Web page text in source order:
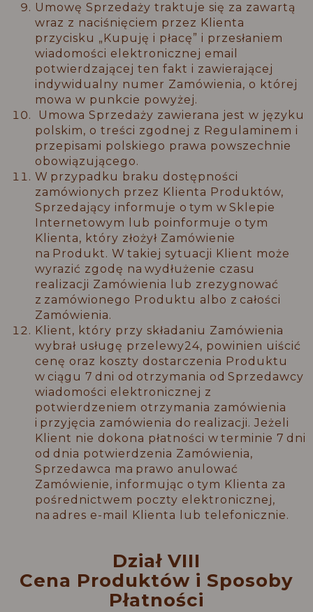
Umowę Sprzedaży traktuje się za zawartą
wraz z naciśnięciem przez Klienta
przycisku „Kupuję i płacę” i przesłaniem
wiadomości elektronicznej email
potwierdzającej ten fakt i zawierającej
indywidualny numer Zamówienia, o której
mowa w punkcie powyżej.
Umowa Sprzedaży zawierana jest w języku
polskim, o treści zgodnej z Regulaminem i
przepisami polskiego prawa powszechnie
obowiązującego.
W przypadku braku dostępności
zamówionych przez Klienta Produktów,
Sprzedający informuje o tym w Sklepie
Internetowym lub poinformuje o tym
Klienta, który złożył Zamówienie
na Produkt. W takiej sytuacji Klient może
wyrazić zgodę na wydłużenie czasu
realizacji Zamówienia lub zrezygnować
z zamówionego Produktu albo z całości
Zamówienia.
Klient, który przy składaniu Zamówienia
wybrał usługę przelewy24, powinien uiścić
cenę oraz koszty dostarczenia Produktu
w ciągu 7 dni od otrzymania od Sprzedawcy
wiadomości elektronicznej z
potwierdzeniem otrzymania zamówienia
i przyjęcia zamówienia do realizacji. Jeżeli
Klient nie dokona płatności w terminie 7 dni
od dnia potwierdzenia Zamówienia,
Sprzedawca ma prawo anulować
Zamówienie, informując o tym Klienta za
pośrednictwem poczty elektronicznej,
na adres e-mail Klienta lub telefonicznie.
Dział VIII
Cena Produktów i Sposoby
Płatności